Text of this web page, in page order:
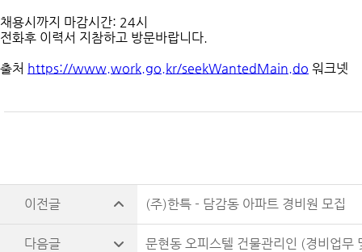
채용시까지 마감시간: 24시
전화후 이력서 지참하고 방문바랍니다.
출처 https://www.work.go.kr/seekWantedMain.do 워크넷
(주)한특 - 담감동 아파트 경비원 모집
문현동 오피스텔 건물관리인 (경비업무